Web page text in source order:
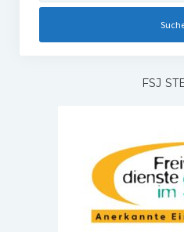
Internationale Hallenhockeyturnier
Jugend Sponsoring
FSJ